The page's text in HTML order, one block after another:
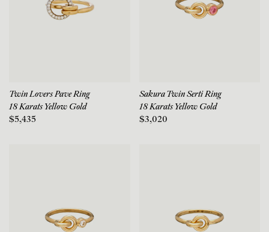
Twin Lovers Pave Ring
18 Karats Yellow Gold
$5,435
Sakura Twin Serti Ring
18 Karats Yellow Gold
$3,020